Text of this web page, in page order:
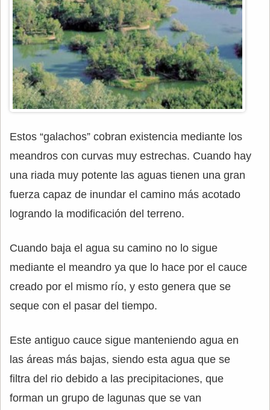
Estos “galachos” cobran existencia mediante los
meandros con curvas muy estrechas. Cuando hay
una riada muy potente las aguas tienen una gran
fuerza capaz de inundar el camino más acotado
logrando la modificación del terreno.
Cuando baja el agua su camino no lo sigue
mediante el meandro ya que lo hace por el cauce
creado por el mismo río, y esto genera que se
seque con el pasar del tiempo.
Este antiguo cauce sigue manteniendo agua en
las áreas más bajas, siendo esta agua que se
filtra del rio debido a las precipitaciones, que
forman un grupo de lagunas que se van